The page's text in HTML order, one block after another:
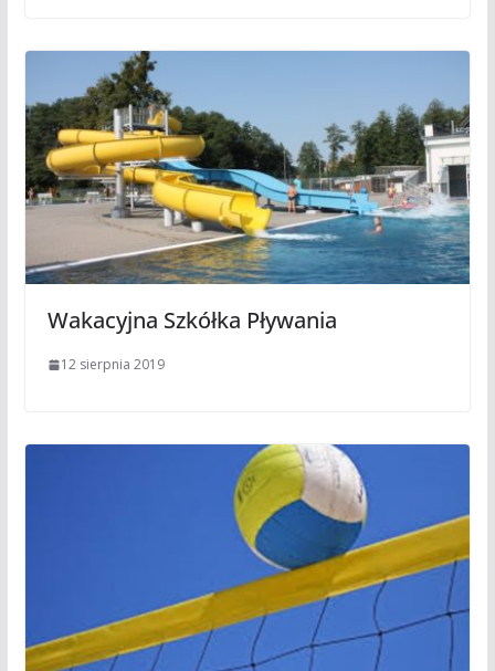
Wakacyjna Szkółka Pływania
12 sierpnia 2019